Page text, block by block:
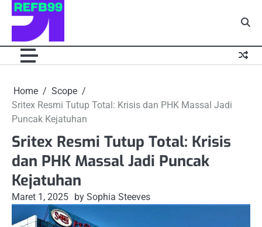
Skip
Home
Scope
Sritex Resmi Tutup Total: Krisis dan PHK Massal Jadi
Puncak Kejatuhan
Sritex Resmi Tutup Total: Krisis
dan PHK Massal Jadi Puncak
Kejatuhan
Maret 1, 2025 by Sophia Steeves